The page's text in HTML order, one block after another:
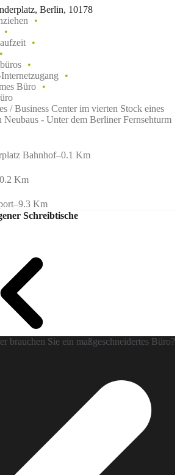
Berlin, 10178
Büro
/ Business Center im vierten Stock eines
Neubaus - Unter dem Berliner Fernsehturm
Bahnhof–0.1 Km
0.2 Km
–9.3 Km
Schreibtische
brauchen Sie ein maßgeschneidertes Büro?